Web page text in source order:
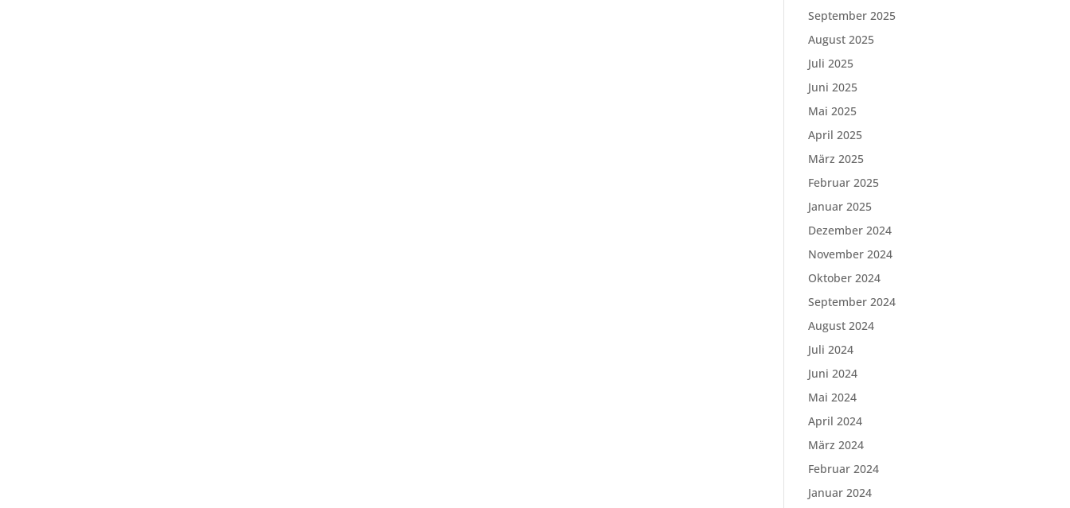
September 2025
August 2025
Juli 2025
Juni 2025
Mai 2025
April 2025
März 2025
Februar 2025
Januar 2025
Dezember 2024
November 2024
Oktober 2024
September 2024
August 2024
Juli 2024
Juni 2024
Mai 2024
April 2024
März 2024
Februar 2024
Januar 2024